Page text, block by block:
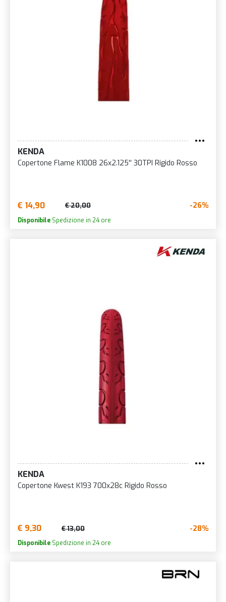
KENDA
Copertone Flame K1008 26x2.125'' 30TPI Rigido Rosso
€ 14,90 € 20,00 -26%
Disponibile Spedizione in 24 ore
KENDA
Copertone Kwest K193 700x28c Rigido Rosso
€ 9,30 € 13,00 -28%
Disponibile Spedizione in 24 ore